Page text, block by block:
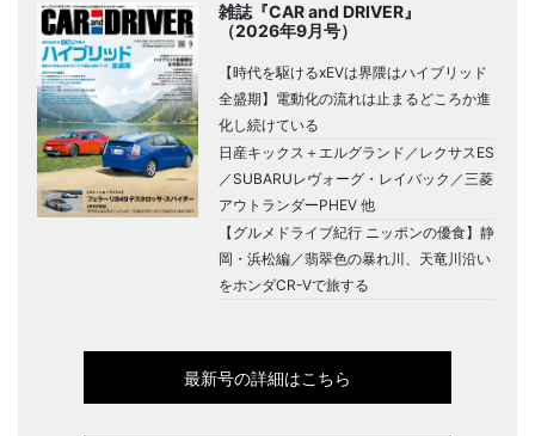
雑誌『CAR and DRIVER』
（2026年9月号）
【時代を駆けるxEVは界隈はハイブリッド
全盛期】電動化の流れは止まるどころか進
化し続けている
日産キックス＋エルグランド／レクサスES
／SUBARUレヴォーグ・レイバック／三菱
アウトランダーPHEV 他
【グルメドライブ紀行 ニッポンの優食】静
岡・浜松編／翡翠色の暴れ川、天竜川沿い
をホンダCR-Vで旅する
最新号の詳細はこちら